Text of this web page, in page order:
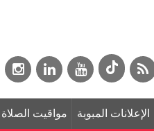
الإعلانات المبوبة مواقيت الصلاة